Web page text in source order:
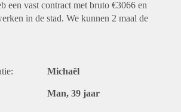
een vast contract met bruto €3066 en
in de stad. We kunnen 2 maal de
Michaël
Man, 39 jaar